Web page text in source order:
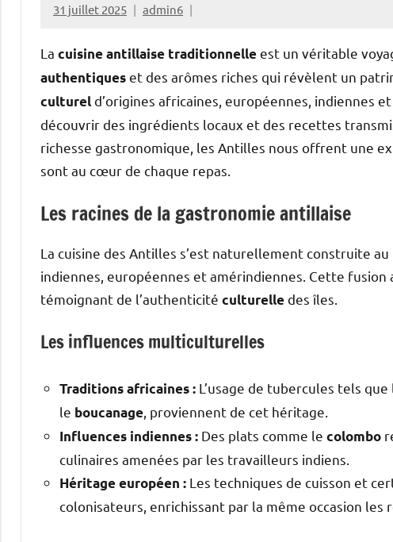
31 juillet 2025 admin6
La cuisine antillaise traditionnelleest un véritable
authentiqueset des arômes riches qui révèlent un
cultureld’origines africaines, européennes, indiennes
découvrir des ingrédients locaux et des recettes
richesse gastronomique, les Antilles nous offrent une
sont au cœur de chaque repas.
Les racines de la gastronomie antillaise
La cuisine des Antilles s’est naturellement construite
indiennes, européennes et amérindiennes. Cette fusion
témoignant de l’authenticité culturelledes îles.
Les influences multiculturelles
Traditions africaines : L’usage de tubercules tels que
le boucanage, proviennent de cet héritage.
Influences indiennes : Des plats comme le colombo
culinaires amenées par les travailleurs indiens.
Héritage européen : Les techniques de cuisson et
colonisateurs, enrichissant par la même occasion